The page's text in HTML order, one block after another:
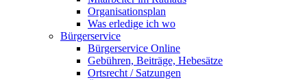
Organisationsplan
Was erledige ich wo
Bürgerservice
Bürgerservice Online
Gebühren, Beiträge, Hebesätze
Ortsrecht / Satzungen